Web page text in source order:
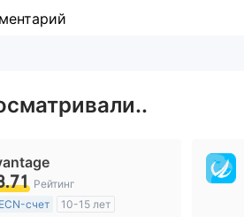
Рейтинг
ECN-счет
10-15 лет